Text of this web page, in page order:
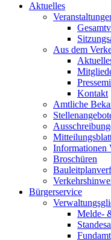
Aktuelles
Aus dem
Kontakt
Amtliche
Informationen
Broschüren
Bürgerservice
Melde-
Fundamt